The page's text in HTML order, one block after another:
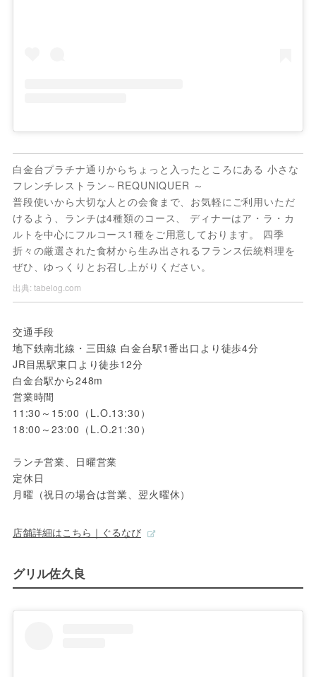
白金台プラチナ通りからちょっと入ったところにある 小さな
フレンチレストラン～REQUNIQUER ～
普段使いから大切な人との会食まで、お気軽にご利用いただ
けるよう、ランチは4種類のコース、 ディナーはア・ラ・カ
ルトを中心にフルコース1種をご用意しております。 四季
折々の厳選された食材から生み出されるフランス伝統料理を
ぜひ、ゆっくりとお召し上がりください。
出典: tabelog.com
交通手段
地下鉄南北線・三田線 白金台駅1番出口より徒歩4分
JR目黒駅東口より徒歩12分
白金台駅から248m
営業時間
11:30～15:00（L.O.13:30）
18:00～23:00（L.O.21:30）
ランチ営業、日曜営業
定休日
月曜（祝日の場合は営業、翌火曜休）
店舗詳細はこちら｜ぐるなび
グリル佐久良